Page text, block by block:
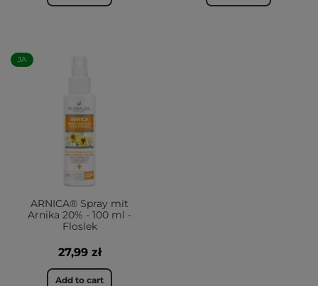
JA
ARNICA® Spray mit
Arnika 20% - 100 ml -
Floslek
27,99 zł
Add to cart